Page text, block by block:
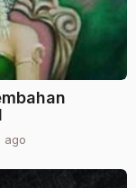
ago
a